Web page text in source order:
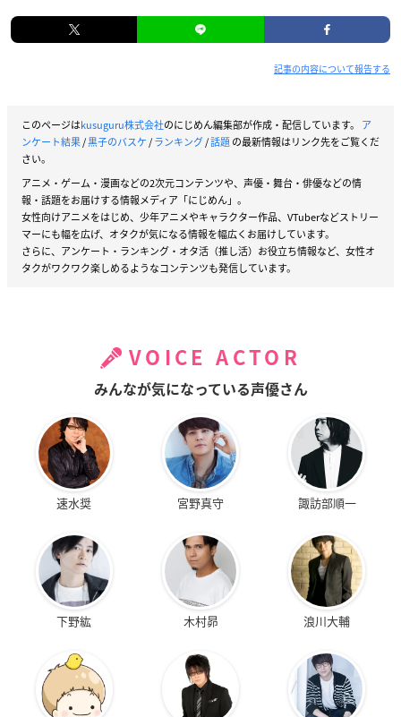
記事の内容について報告する
このページはkusuguru株式会社のにじめん編集部が作成・配信しています。 ア
ンケート結果/黒子のバスケ/ランキング/話題の最新情報はリンク先をご覧くだ
さい。
アニメ・ゲーム・漫画などの2次元コンテンツや、声優・舞台・俳優などの情
報・話題をお届けする情報メディア「にじめん」。
女性向けアニメをはじめ、少年アニメやキャラクター作品、VTuberなどストリー
マーにも幅を広げ、オタクが気になる情報を幅広くお届けしています。
さらに、アンケート・ランキング・オタ活（推し活）お役立ち情報など、女性オ
タクがワクワク楽しめるようなコンテンツも発信しています。
VOICE ACTOR
みんなが気になっている声優さん
速水奨 宮野真守 諏訪部順一
下野紘 木村昴 浪川大輔